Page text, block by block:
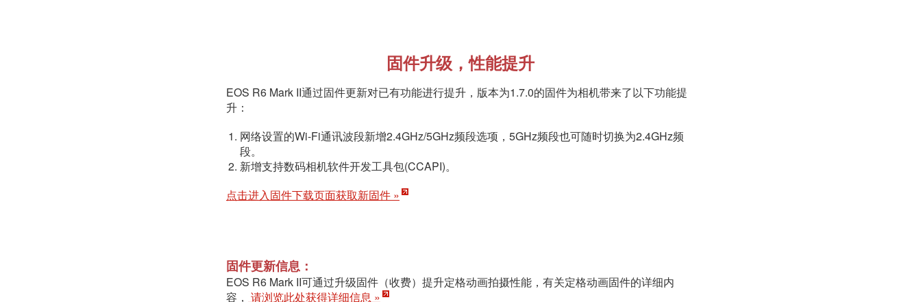
固件升级，性能提升
EOS R6 Mark II通过固件更新对已有功能进行提升，版本为1.7.0的固件为相机带来了以下功能提
升：
网络设置的Wi-Fi通讯波段新增2.4GHz/5GHz频段选项，5GHz频段也可随时切换为2.4GHz频
段。
新增支持数码相机软件开发工具包(CCAPI)。
点击进入固件下载页面获取新固件 »
固件更新信息：
EOS R6 Mark II可通过升级固件（收费）提升定格动画拍摄性能，有关定格动画固件的详细内
容， 请浏览此处获得详细信息 »